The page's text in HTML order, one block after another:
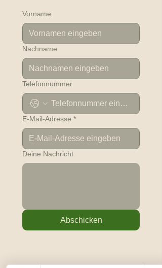
Vorname
Nachname
Telefonnummer
E-Mail-Adresse *
Deine Nachricht
Abschicken